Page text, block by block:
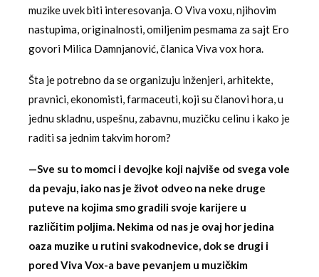
muzike uvek biti interesovanja. O Viva voxu, njihovim
nastupima, originalnosti, omiljenim pesmama za sajt Ero
govori Milica Damnjanović, članica Viva vox hora.
Šta je potrebno da se organizuju inženjeri, arhitekte,
pravnici, ekonomisti, farmaceuti, koji su članovi hora, u
jednu skladnu, uspešnu, zabavnu, muzičku celinu i kako je
raditi sa jednim takvim horom?
—Sve su to momci i devojke koji najviše od svega vole
da pevaju, iako nas je život odveo na neke druge
puteve na kojima smo gradili svoje karijere u
različitim poljima. Nekima od nas je ovaj hor jedina
oaza muzike u rutini svakodnevice, dok se drugi i
pored Viva Vox-a bave pevanjem u muzičkim